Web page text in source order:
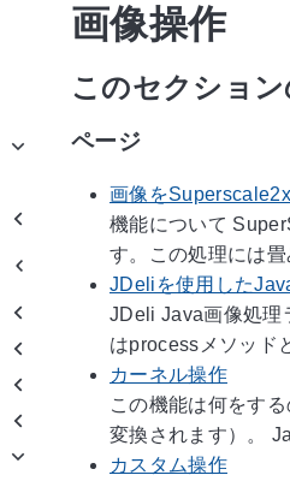
画像操作
このセクショ
ページ
画像を
機能について
す。この処理には
JDeliを使用した
JDeli Java画像処理
はprocessメソッド
カーネル操作
この機能は何をす
変換されます）。
カスタム操作